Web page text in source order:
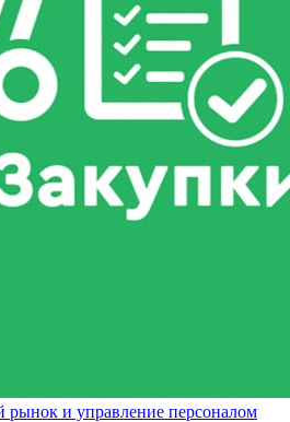
рынок и управление персоналом